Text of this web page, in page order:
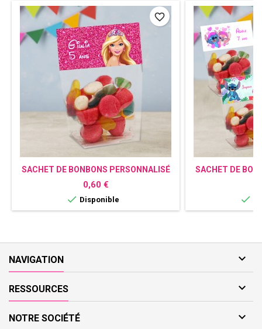
SACHET DE BONBONS PERSONNALISÉ
BARBIE
Prix
0,60 €
 Disponible
favorite_border
SACHET DE

NAVIGATION 
RESSOURCES 
NOTRE SOCIÉTÉ 